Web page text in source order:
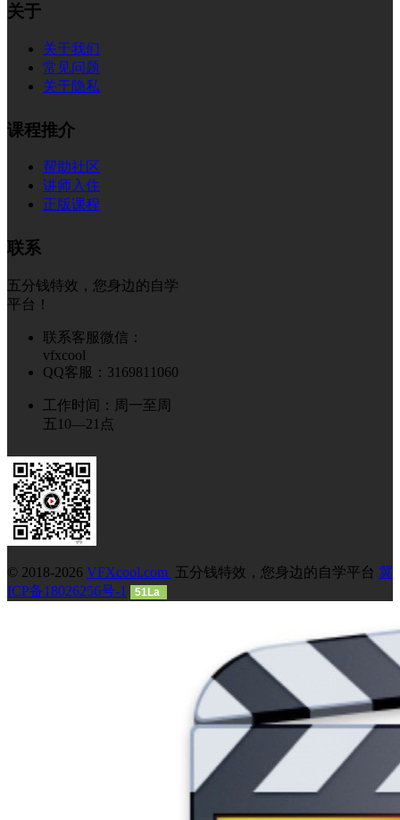
关于
关于我们
常见问题
关于隐私
课程推介
帮助社区
讲师入住
正版课程
联系
五分钱特效，您身边的自学
平台！
联系客服微信：
vfxcool
QQ客服：3169811060
工作时间：周一至周
五10—21点
© 2018-2026 VFXcool.com 五分钱特效，您身边的自学平台 冀
ICP备18026256号-1
51La